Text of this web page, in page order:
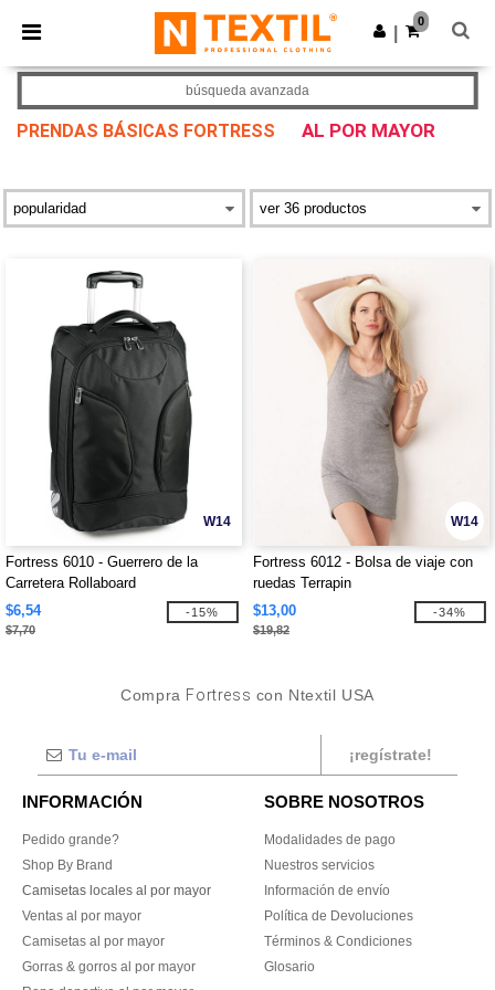
× App de Ntextil
¡Mejores precios en app!
Descargar app
0
PRENDAS BÁSICAS FORTRESS AL POR MAYOR
búsqueda avanzada
W14
Fortress 6010 - Guerrero de la
Carretera Rollaboard
$6,54
$7,70
-15%
W14
Fortress 6012 - Bolsa de viaje con
ruedas Terrapin
$13,00
$19,82
-34%
Compra Fortress con Ntextil USA
¡regístrate!
INFORMACIÓN
Pedido grande?
Shop By Brand
Camisetas locales al por mayor
Ventas al por mayor
Camisetas al por mayor
Gorras & gorros al por mayor
SOBRE NOSOTROS
Modalidades de pago
Nuestros servicios
Información de envío
Política de Devoluciones
Términos & Condiciones
Glosario